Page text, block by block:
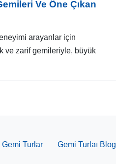
Ve Öne Çıkan
arayanlar için
ve zarif gemileriyle, büyük
Gemi Turlar Gemi Turlaı Blog